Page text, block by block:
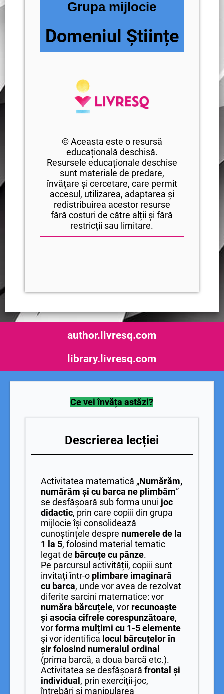
Grupa mijlocie
Domeniul Științe
© Aceasta este o resursă
educațională deschisă.
Resursele educaționale deschise
sunt materiale de predare,
învățare și cercetare, care permit
accesul, utilizarea, adaptarea și
redistribuirea acestor resurse
fără costuri de către alții și fără
restricții sau limitare.
author.livresq.com
library.livresq.com
Ce vei învăța astăzi?
Descrierea lecției
Activitatea matematică „Numărăm,
numărăm și cu barca ne plimbăm”
se desfășoară sub forma unui joc
didactic, prin care copiii din grupa
mijlocie își consolidează
cunoștințele despre numerele de la
1 la 5, folosind material tematic
legat de bărcuțe cu pânze.
Pe parcursul activității, copiii sunt
invitați într-o plimbare imaginară
cu barca, unde vor avea de rezolvat
diferite sarcini matematice: vor
număra bărcuțele, vor recunoaște
și asocia cifrele corespunzătoare,
vorforma mulțimi cu 1-5 elemente
și vor identifica locul bărcuțelor în
șir folosind numeralul ordinal
(prima barcă, a doua barcă etc.).
Activitatea se desfășoară frontal și
individual, prin exerciții-joc,
întrebări și manipularea